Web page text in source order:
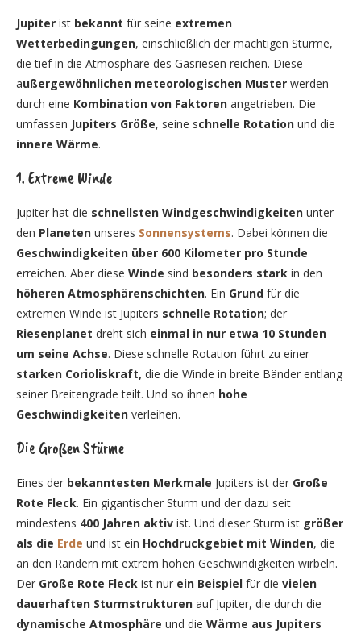
Jupiter ist bekannt für seine extremen
Wetterbedingungen, einschließlich der mächtigen Stürme,
die tief in die Atmosphäre des Gasriesen reichen. Diese
außergewöhnlichen meteorologischen Muster werden
durch eine Kombination von Faktoren angetrieben. Die
umfassen Jupiters Größe, seine schnelle Rotation und die
innere Wärme.
1. Extreme Winde
Jupiter hat die schnellsten Windgeschwindigkeiten unter
den Planeten unseres Sonnensystems. Dabei können die
Geschwindigkeiten über 600 Kilometer pro Stunde
erreichen. Aber diese Winde sind besonders stark in den
höheren Atmosphärenschichten. Ein Grund für die
extremen Winde ist Jupiters schnelle Rotation; der
Riesenplanet dreht sich einmal in nur etwa 10 Stunden
um seine Achse. Diese schnelle Rotation führt zu einer
starken Corioliskraft, die die Winde in breite Bänder entlang
seiner Breitengrade teilt. Und so ihnen hohe
Geschwindigkeiten verleihen.
Die Großen Stürme
Eines der bekanntesten Merkmale Jupiters ist der Große
Rote Fleck. Ein gigantischer Sturm und der dazu seit
mindestens 400 Jahren aktiv ist. Und dieser Sturm ist größer
als die Erde und ist ein Hochdruckgebiet mit Winden, die
an den Rändern mit extrem hohen Geschwindigkeiten wirbeln.
Der Große Rote Fleck ist nur ein Beispiel für die vielen
dauerhaften Sturmstrukturen auf Jupiter, die durch die
dynamische Atmosphäre und die Wärme aus Jupiters